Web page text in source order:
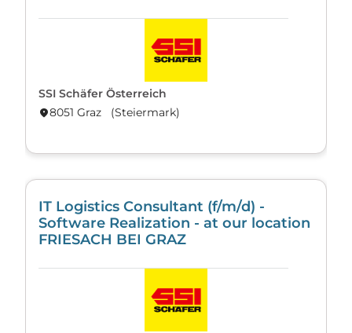
SSI Schäfer Österreich
location_on8051 Graz (Steier­mark)
IT Logistics Consultant (f/m/d) -
Software Realization - at our location
FRIESACH BEI GRAZ